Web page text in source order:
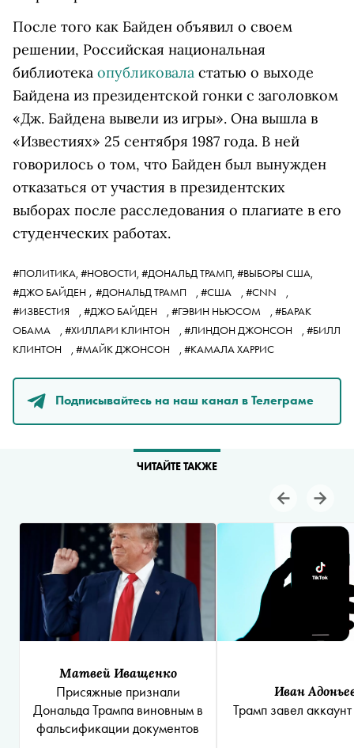
После того как Байден объявил о своем
решении, Российская национальная
библиотека опубликовала статью о выходе
Байдена из президентской гонки с заголовком
«Дж. Байдена вывели из игры». Она вышла в
«Известиях» 25 сентября 1987 года. В ней
говорилось о том, что Байден был вынужден
отказаться от участия в президентских
выборах после расследования о плагиате в его
студенческих работах.
#ПОЛИТИКА, #НОВОСТИ, #ДОНАЛЬД ТРАМП, #ВЫБОРЫ США,
#ДЖО БАЙДЕН , #ДОНАЛЬД ТРАМП , #США , #CNN
,
#ИЗВЕСТИЯ
, #ДЖО БАЙДЕН , #ГЭВИН НЬЮСОМ , #БАРАК
ОБАМА
, #ХИЛЛАРИ КЛИНТОН , #ЛИНДОН ДЖОНСОН , #БИЛЛ
КЛИНТОН
, #МАЙК ДЖОНСОН , #КАМАЛА ХАРРИС
Подписывайтесь на наш канал в Телеграме
ЧИТАЙТЕ ТАКЖЕ
Матвей Иващенко
Присяжные признали
Дональда Трампа виновным в
фальсификации документов
Иван
Трамп завел аккаунт